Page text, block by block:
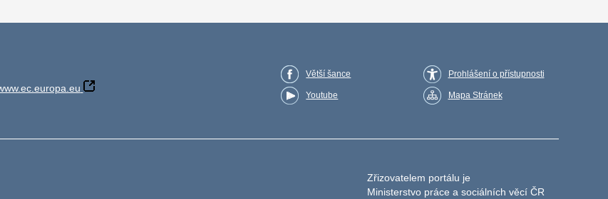
Větší šance
Youtube
Prohlášení o přístupnosti
Mapa Stránek
Zřizovatelem portálu je
Ministerstvo práce a sociálních věcí ČR